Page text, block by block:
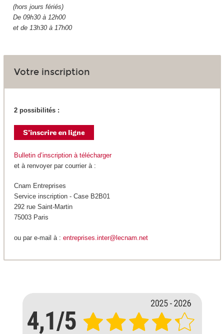
(hors jours fériés)
De 09h30 à 12h00
et de 13h30 à 17h00
Votre inscription
2 possibilités :
Bulletin d’inscription à télécharger
et à renvoyer par courrier à :
Cnam Entreprises
Service inscription - Case B2B01
292 rue Saint-Martin
75003 Paris
ou par e-mail à : entreprises.inter@lecnam.net